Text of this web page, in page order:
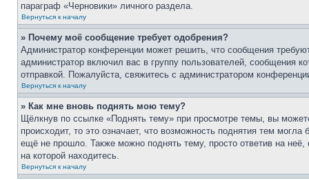
параграф «Черновики» личного раздела.
Вернуться к началу
» Почему моё сообщение требует одобрения?
Администратор конференции может решить, что сообщения
администратор включил вас в группу пользователей, сообщения
отправкой. Пожалуйста, свяжитесь с администратором
Вернуться к началу
» Как мне вновь поднять мою тему?
Щёлкнув по ссылке «Поднять тему» при просмотре темы, вы
происходит, то это означает, что возможность поднятия тем
ещё не прошло. Также можно поднять тему, просто ответив на
на которой находитесь.
Вернуться к началу